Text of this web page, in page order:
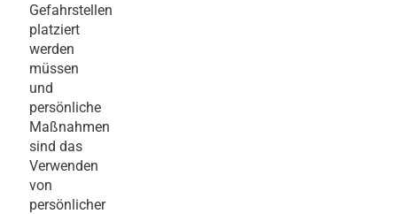
Gefahrstellen
platziert
werden
müssen
und
persönliche
Maßnahmen
sind das
Verwenden
von
persönlicher